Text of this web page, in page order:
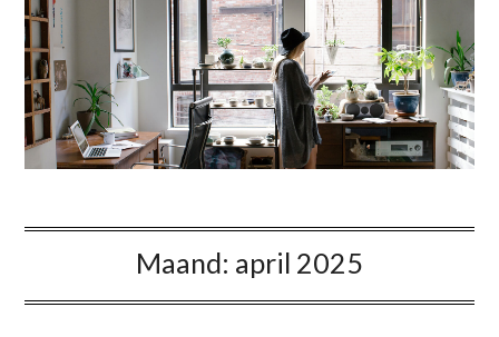
Maand: april 2025